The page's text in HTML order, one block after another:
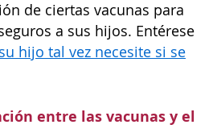
de ciertas vacunas para
a sus hijos. Entérese
hijo tal vez necesite si se
entre las vacunas y el